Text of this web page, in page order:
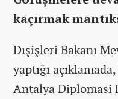
kaçırmak
Dışişleri Bakanı
yaptığı
Antalya Diplomasi